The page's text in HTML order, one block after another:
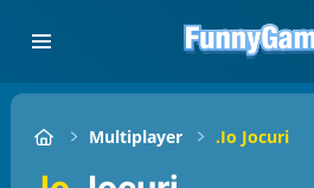
Multiplayer .io Jocuri